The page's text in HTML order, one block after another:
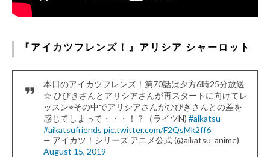
『アイカツフレンズ！』アリシア シャーロット
本日のアイカツフレンズ！第70話は夕方6時25分放送
☆ ひびきさんとアリシアさんが再スタートに向けてレ
ッスン⭐︎その中でアリシアさんがひびきさんとの差を
感じてしまって・・・！？（ライツN) #aikatsu
#aikatsufriends pic.twitter.com/F2QsMk2ff6
— アイカツ！シリーズ アニメ公式 (@aikatsu_anime)
August 15, 2019